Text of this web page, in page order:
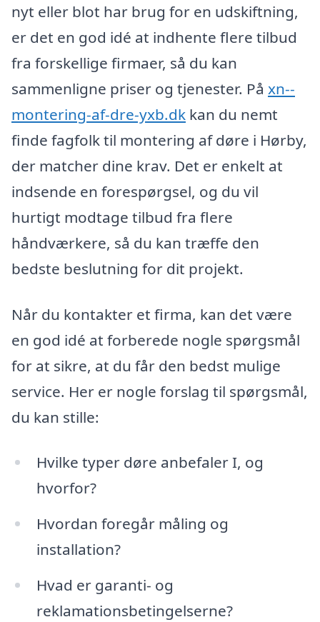
nyt eller blot har brug for en udskiftning,
er det en god idé at indhente flere tilbud
fra forskellige firmaer, så du kan
sammenligne priser og tjenester. På xn--
montering-af-dre-yxb.dk kan du nemt
finde fagfolk til montering af døre i Hørby,
der matcher dine krav. Det er enkelt at
indsende en forespørgsel, og du vil
hurtigt modtage tilbud fra flere
håndværkere, så du kan træffe den
bedste beslutning for dit projekt.
Når du kontakter et firma, kan det være
en god idé at forberede nogle spørgsmål
for at sikre, at du får den bedst mulige
service. Her er nogle forslag til spørgsmål,
du kan stille:
Hvilke typer døre anbefaler I, og
hvorfor?
Hvordan foregår måling og
installation?
Hvad er garanti- og
reklamationsbetingelserne?